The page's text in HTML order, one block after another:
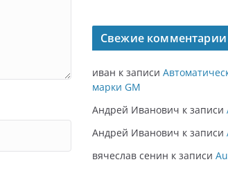
Свежие комментарии
иван к записи
марки GM
Андрей Иванович к записи
Андрей Иванович к записи
вячеслав сенин к записи